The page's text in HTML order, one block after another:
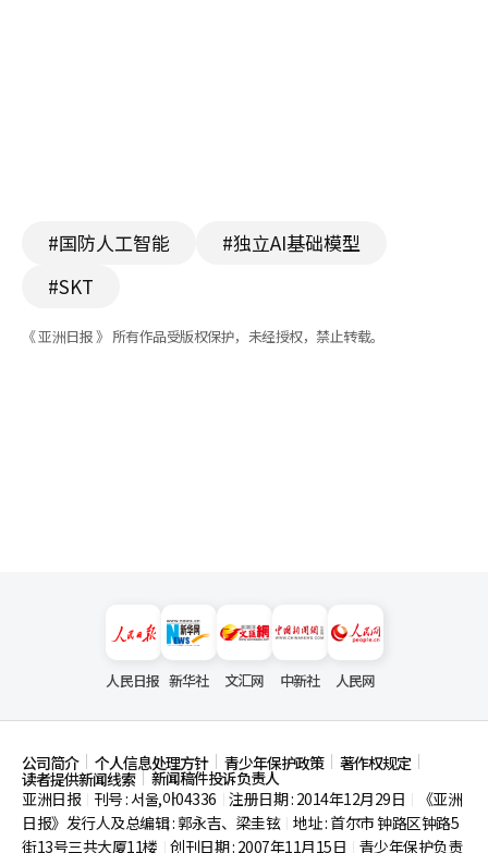
#国防人工智能
#独立AI基础模型
#SKT
《 亚洲日报 》 所有作品受版权保护，未经授权，禁止转载。
人民日报 新华社 文汇网 中新社 人民网
公司简介 个人信息处理方针 青少年保护政策 著作权规定
读者提供新闻线索
新闻稿件投诉负责人
亚洲日报
刊号 : 서울,아04336 注册日期 : 2014年12月29日
《亚洲
日报》发行人及总编辑 : 郭永吉、梁圭铉 地址 : 首尔市钟路区钟路5
街13号三共大厦11楼 创刊日期 : 2007年11月15日 青少年保护负责